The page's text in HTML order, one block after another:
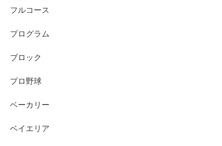
フルコース
プログラム
ブロック
プロ野球
ベーカリー
ベイエリア